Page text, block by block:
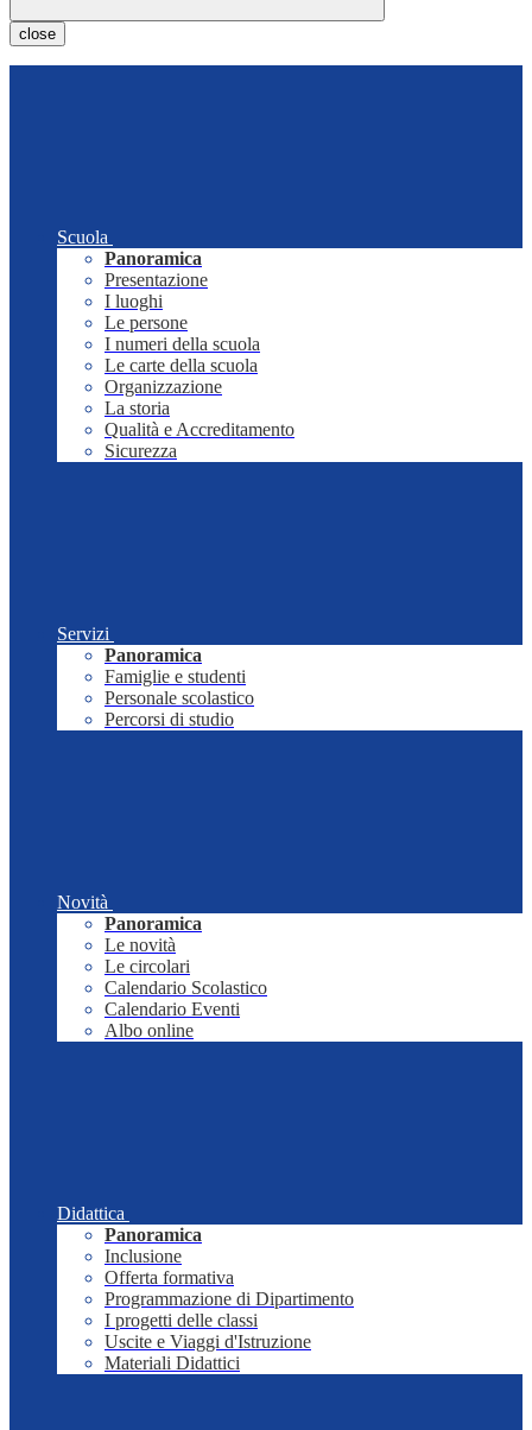
close
Scuola
Panoramica
Presentazione
I luoghi
Le persone
I numeri della scuola
Le carte della scuola
Organizzazione
La storia
Qualità e Accreditamento
Sicurezza
Servizi
Panoramica
Famiglie e studenti
Personale scolastico
Percorsi di studio
Novità
Panoramica
Le novità
Le circolari
Calendario Scolastico
Calendario Eventi
Albo online
Didattica
Panoramica
Inclusione
Offerta formativa
Programmazione di Dipartimento
I progetti delle classi
Uscite e Viaggi d'Istruzione
Materiali Didattici